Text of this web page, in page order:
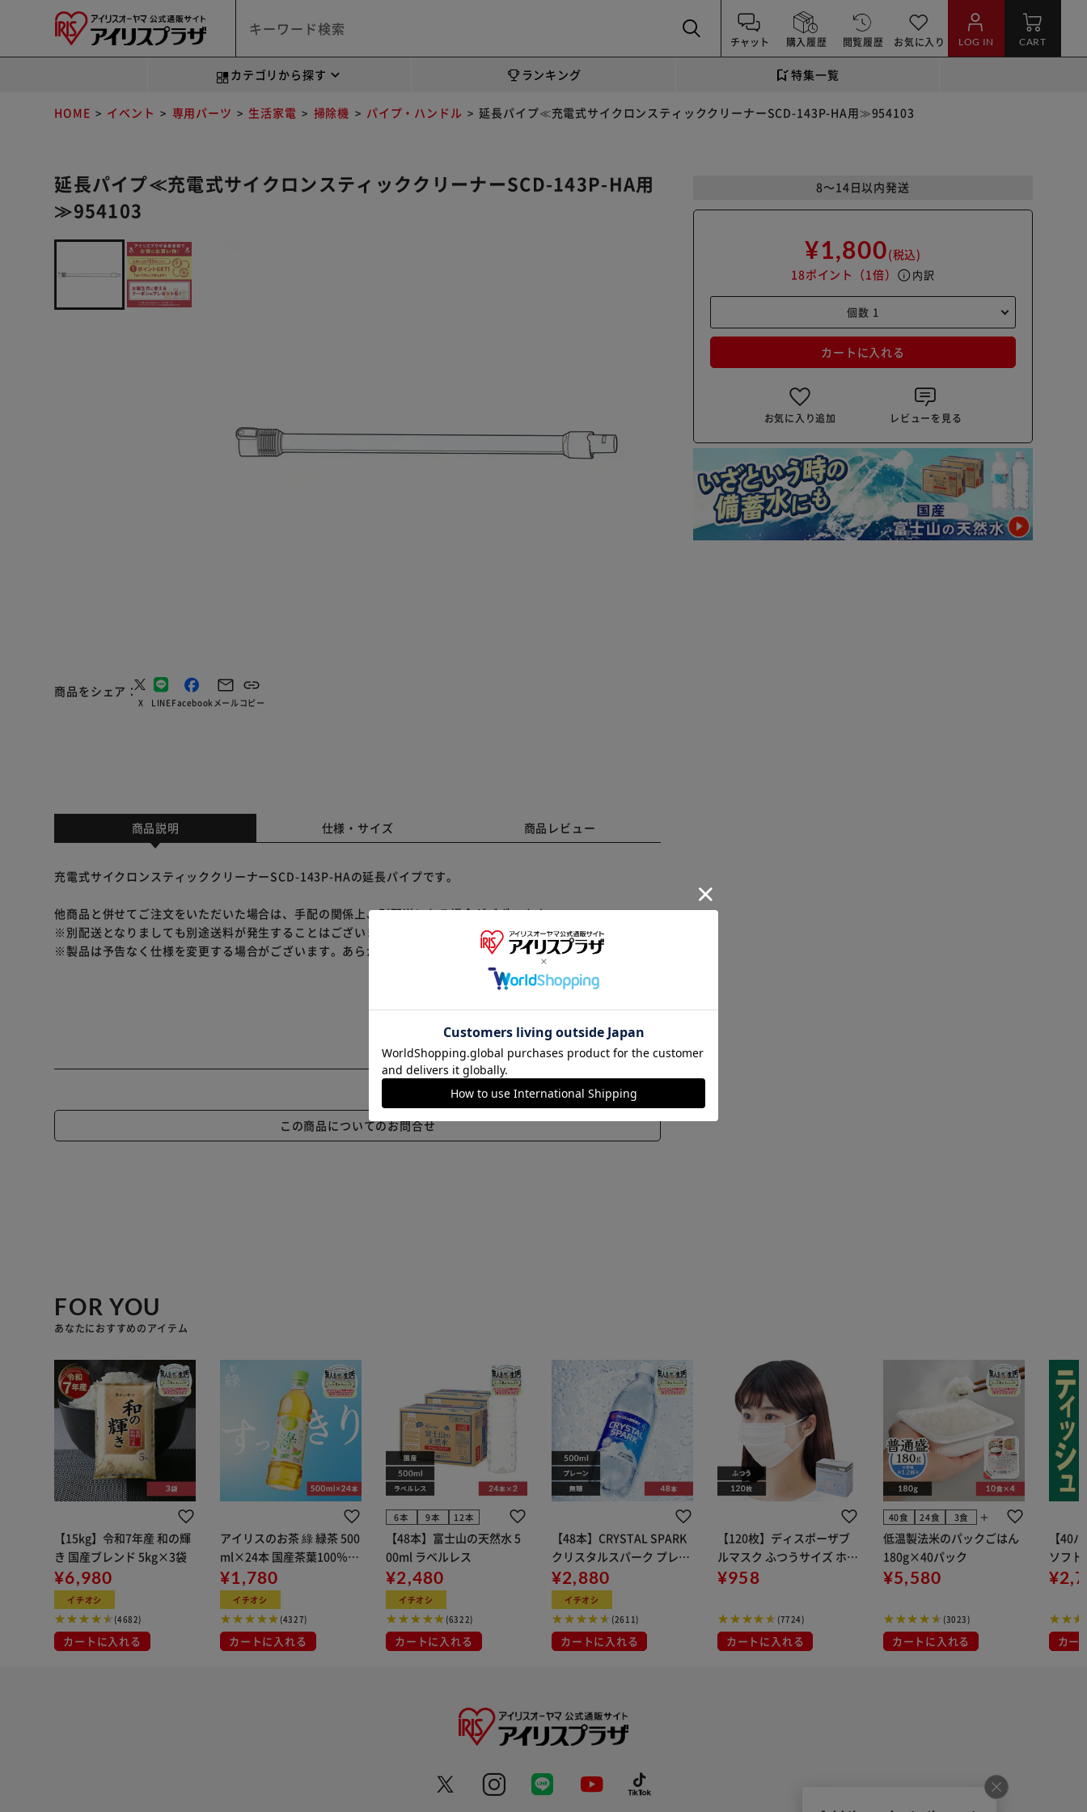
チャット 購入履歴 閲覧履歴 お気に入り LOG IN CART
カテゴリから探す ランキング 特集一覧
HOME イベント 専用パーツ 生活家電 掃除機 パイプ・ハンドル 延長パイプ≪充電式サイクロンスティッククリーナーSCD-143P-HA用≫954103
延長パイプ≪充電式サイクロンスティッククリーナーSCD-143P-HA用
≫954103
商品をシェア
X LINEFacebook メールコピー
8～14日以内発送
¥1,800(税込)
18ポイント （1倍） info 内訳
カートに入れる
お気に入り追加 レビューを見る
商品説明 仕様・サイズ 商品レビュー
充電式サイクロンスティッククリーナーSCD-143P-HAの延長パイプです。
他商品と併せてご注文をいただいた場合は、手配の関係上、別配送となる場合がございます。
※別配送となりましても別途送料が発生することはございません。
※製品は予告なく仕様を変更する場合がございます。あらかじめご了承ください。
この商品についてのお問合せ
FOR YOU
あなたにおすすめのアイテム
【15kg】令和7年産 和の輝
き 国産ブレンド 5kg×3袋
¥6,980
イチオシ
(4682)
カートに入れる
アイリスのお茶 綠 緑茶 500
ml×24本 国産茶葉100％使
用
¥1,780
イチオシ
(4327)
カートに入れる
6本 9本 12本
【48本】富士山の天然水 5
00ml ラベルレス
¥2,480
イチオシ
(6322)
カートに入れる
【48本】CRYSTAL SPARK
クリスタルスパーク プレー
ン 500ml
¥2,880
イチオシ
(2611)
カートに入れる
【120枚】ディスポーザブ
ルマスク ふつうサイズ ホワ
イト 大容量 DISPOSABLE
布
¥958
(7724)
カートに入れる
40食 24食 3食 add
低温製法米のパックごはん
180g×40パック
¥5,580
(3023)
カートに入れる
【40
ソフ
組) 5
カー
※ご確認ください